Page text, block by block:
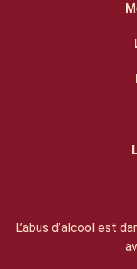
L’abus d’alcool est